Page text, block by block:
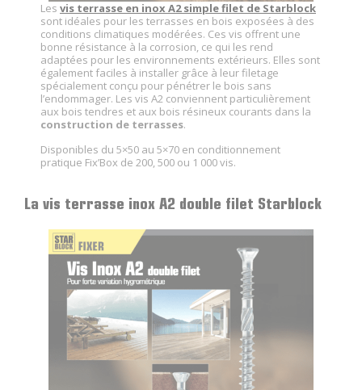
Les vis terrasse en inox A2 simple filet de Starblock
sont idéales pour les terrasses en bois exposées à des
conditions climatiques modérées. Ces vis offrent une
bonne résistance à la corrosion, ce qui les rend
adaptées pour les environnements extérieurs. Elles sont
également faciles à installer grâce à leur filetage
spécialement conçu pour pénétrer le bois sans
l’endommager. Les vis A2 conviennent particulièrement
aux bois tendres et aux bois résineux courants dans la
construction de terrasses.
Disponibles du 5×50 au 5×70 en conditionnement
pratique Fix’Box de 200, 500 ou 1 000 vis.
La vis terrasse inox A2 double filet Starblock